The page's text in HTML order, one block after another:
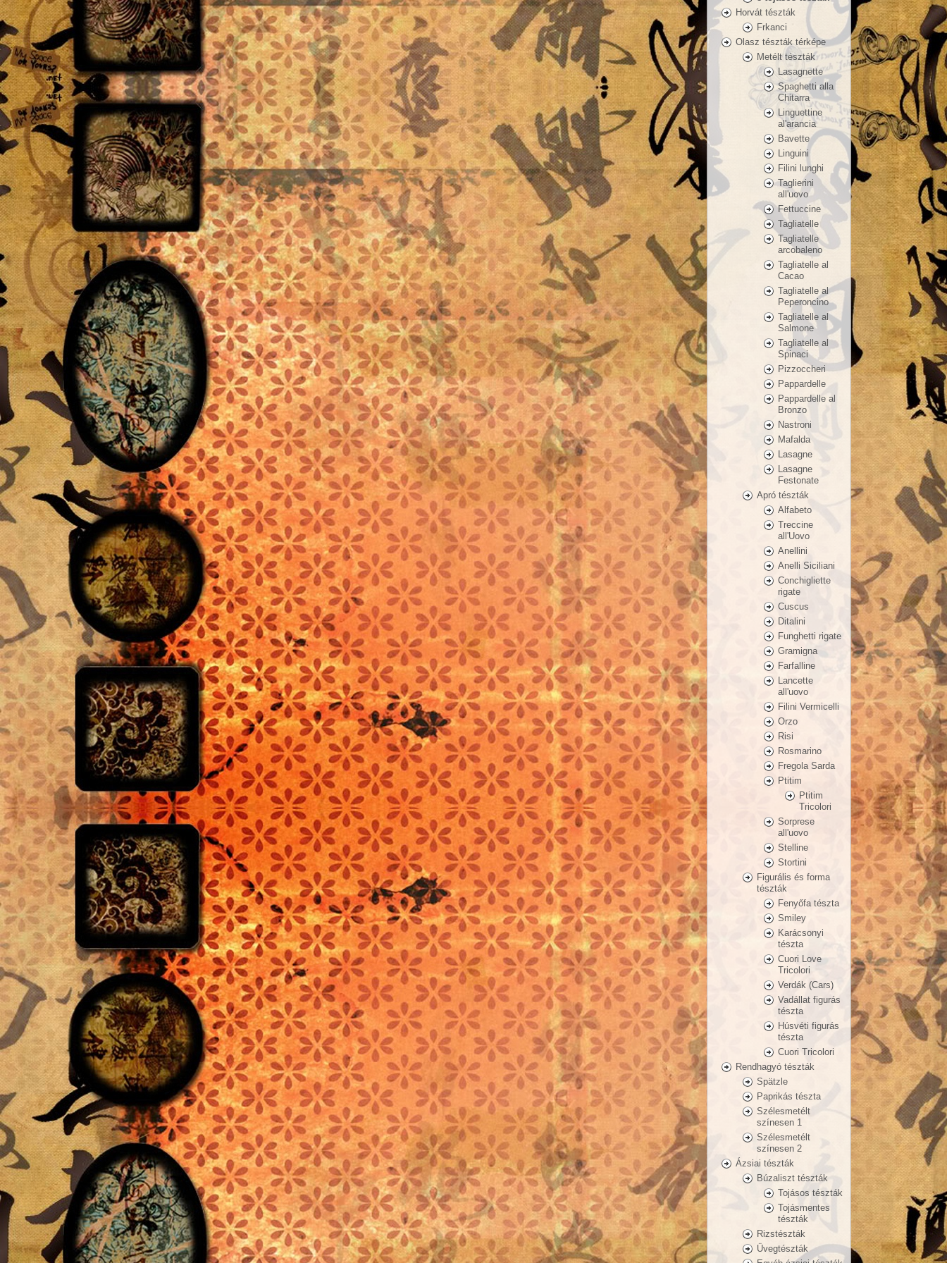
Horvát tészták
Frkanci
Olasz tészták térképe
Metélt tészták
Lasagnette
Spaghetti alla
Chitarra
Linguettine
al'arancia
Bavette
Linguini
Filini lunghi
Taglierini
all'uovo
Fettuccine
Tagliatelle
Tagliatelle
arcobaleno
Tagliatelle al
Cacao
Tagliatelle al
Peperoncino
Tagliatelle al
Salmone
Tagliatelle al
Spinaci
Pizzoccheri
Pappardelle
Pappardelle al
Bronzo
Nastroni
Mafalda
Lasagne
Lasagne
Festonate
Apró tészták
Alfabeto
Treccine
all'Uovo
Anellini
Anelli Siciliani
Conchigliette
rigate
Cuscus
Ditalini
Funghetti rigate
Gramigna
Farfalline
Lancette
all'uovo
Filini Vermicelli
Orzo
Risi
Rosmarino
Fregola Sarda
Ptitim
Ptitim
Tricolori
Sorprese
all'uovo
Stelline
Stortini
Figurális és forma
tészták
Fenyőfa tészta
Smiley
Karácsonyi
tészta
Cuori Love
Tricolori
Verdák (Cars)
Vadállat figurás
tészta
Húsvéti figurás
tészta
Cuori Tricolori
Rendhagyó tészták
Spätzle
Paprikás tészta
Szélesmetélt
színesen 1
Szélesmetélt
színesen 2
Ázsiai tészták
Búzaliszt tészták
Tojásos tészták
Tojásmentes
tészták
Rizstészták
Üvegtészták